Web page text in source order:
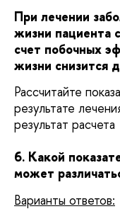
При лечении
жизни пациента
счет побочных
жизни снизится
Рассчитайте
результате
результат расчета
6. Какой
может
Варианты ответов: